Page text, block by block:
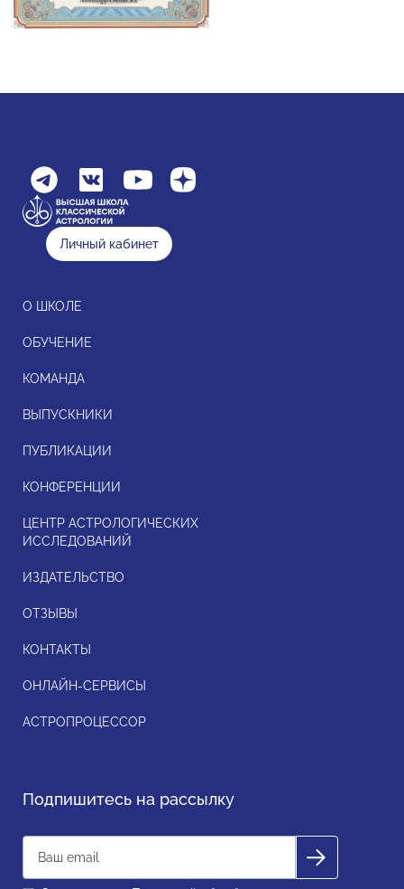
Личный кабинет
О ШКОЛЕ
ОБУЧЕНИЕ
КОМАНДА
ВЫПУСКНИКИ
ПУБЛИКАЦИИ
КОНФЕРЕНЦИИ
ЦЕНТР АСТРОЛОГИЧЕСКИХ
ИССЛЕДОВАНИЙ
ИЗДАТЕЛЬСТВО
ОТЗЫВЫ
КОНТАКТЫ
ОНЛАЙН-СЕРВИСЫ
АСТРОПРОЦЕССОР
Подпишитесь на рассылку